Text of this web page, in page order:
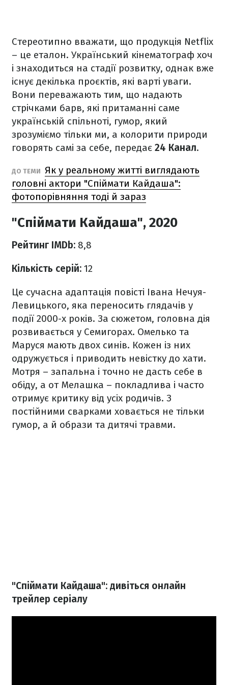
Стереотипно вважати, що продукція Netflix
– це еталон. Український кінематограф хоч
і знаходиться на стадії розвитку, однак вже
існує декілька проєктів, які варті уваги.
Вони переважають тим, що надають
стрічками барв, які притаманні саме
українській спільноті, гумор, який
зрозуміємо тільки ми, а колорити природи
говорять самі за себе, передає 24 Канал.
ДО ТЕМИ Як у реальному житті виглядають
головні актори "Спіймати Кайдаша":
фотопорівняння тоді й зараз
"Спіймати Кайдаша", 2020
Рейтинг IMDb: 8,8
Кількість серій: 12
Це сучасна адаптація повісті Івана Нечуя-
Левицького, яка переносить глядачів у
події 2000-х років. За сюжетом, головна дія
розвивається у Семигорах. Омелько та
Маруся мають двох синів. Кожен із них
одружується і приводить невістку до хати.
Мотря – запальна і точно не дасть себе в
обіду, а от Мелашка – покладлива і часто
отримує критику від усіх родичів. З
постійними сварками ховається не тільки
гумор, а й образи та дитячі травми.
"Спіймати Кайдаша": дивіться онлайн
трейлер серіалу